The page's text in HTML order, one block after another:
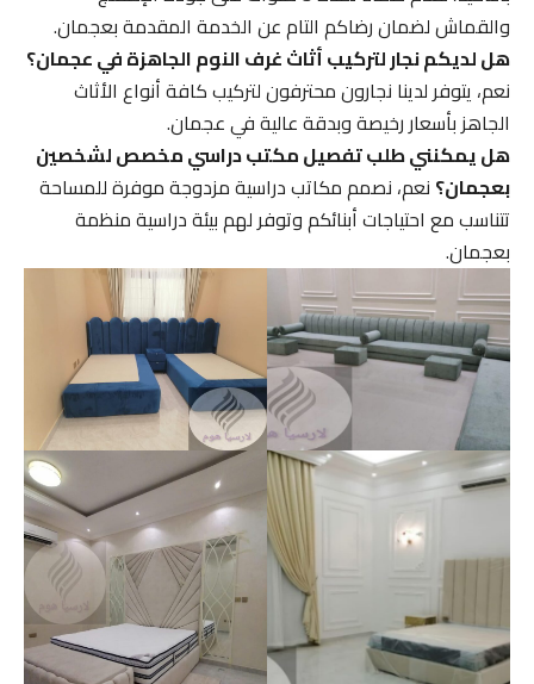
والقماش لضمان رضاكم التام عن الخدمة المقدمة بعجمان.
هل لديكم نجار لتركيب أثاث غرف النوم الجاهزة في عجمان؟
نعم، يتوفر لدينا نجارون محترفون لتركيب كافة أنواع الأثاث
الجاهز بأسعار رخيصة وبدقة عالية في عجمان.
هل يمكنني طلب تفصيل مكتب دراسي مخصص لشخصين
بعجمان؟نعم، نصمم مكاتب دراسية مزدوجة موفرة للمساحة
تتناسب مع احتياجات أبنائكم وتوفر لهم بيئة دراسية منظمة
بعجمان.